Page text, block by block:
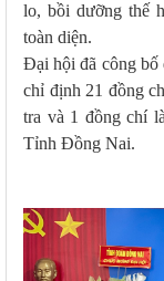
lo, bồi dưỡng thế
toàn diện.
Đại hội đã công bố
chỉ định 21 đồng
tra và 1 đồng chí
Tỉnh Đồng Nai.